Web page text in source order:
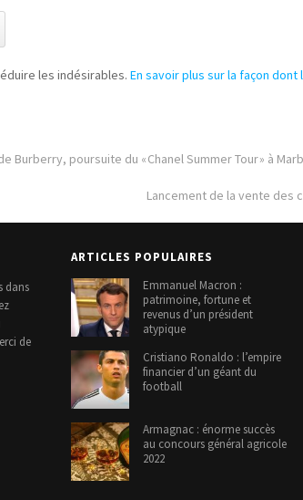
les indésirables. En savoir plus sur la façon
Burberry, poursuite du « Chanel Summer Tour » à
Lancement de la vente des
dans
de
ARTICLES POPULAIRES
Emmanuel Macron :
patrimoine, fortune et
revenus d’un président
atypique
Cristiano Ronaldo : l’empire
financier d’un géant du
football
Armagnac : énorme succès
au concours général agricole
2022